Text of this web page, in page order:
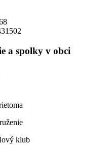
a spolky v obci
klub